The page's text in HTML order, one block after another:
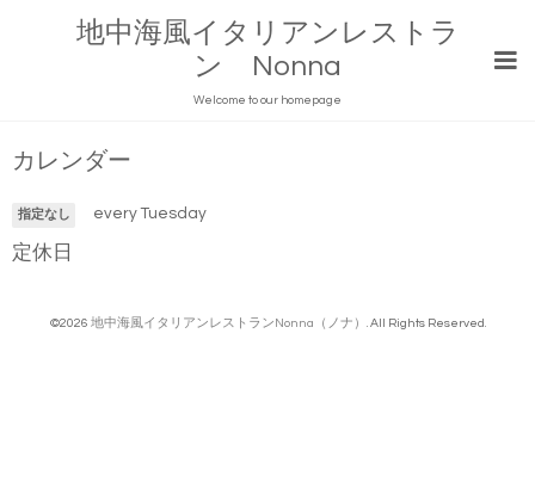
地中海風イタリアンレストラ
ン Nonna
Welcome to our homepage
カレンダー
指定なし every Tuesday
定休日
©2026 地中海風イタリアンレストランNonna（ノナ） . All Rights Reserved.